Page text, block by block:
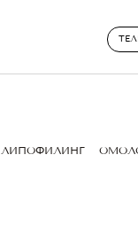
ЛИПОФИЛИНГ